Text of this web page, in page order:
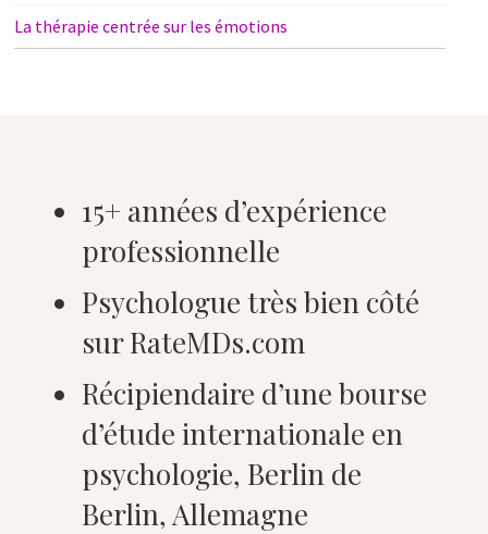
La thérapie centrée sur les émotions
15+ années d’expérience
professionnelle
Psychologue très bien côté
sur RateMDs.com
Récipiendaire d’une bourse
d’étude internationale en
psychologie, Berlin de
Berlin, Allemagne